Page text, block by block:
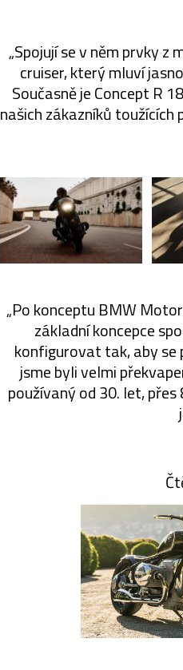
„Spojují se v něm prvky
cruiser, který mluví
Současně je Concept R
našich zákazníků toužících
„Po konceptu BMW
základní koncepce
konfigurovat tak, aby se
jsme byli velmi
používaný od 30. let,